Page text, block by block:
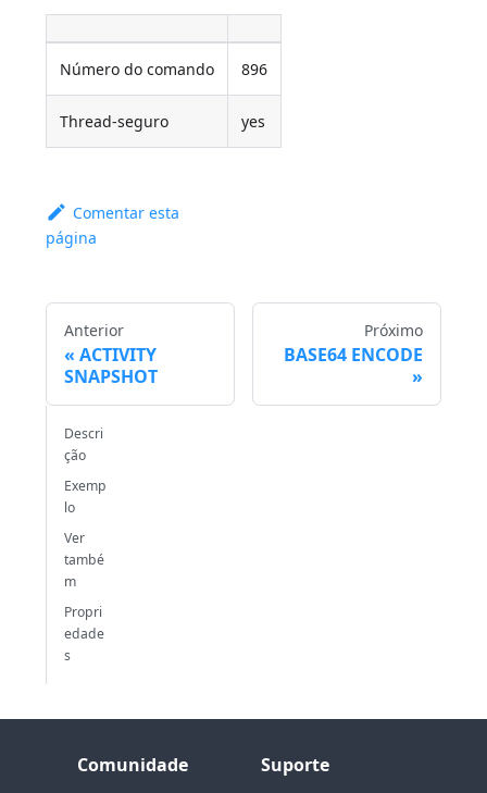
Número do comando 896
Thread-seguro yes
Comentar esta
página
Anterior
ACTIVITY
SNAPSHOT
Próximo
BASE64 ENCODE
Descri
ção
Exemp
lo
Ver
també
m
Propri
edade
s
Comunidade Suporte